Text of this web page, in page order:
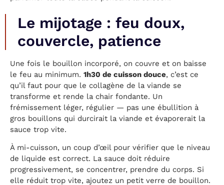
Le mijotage : feu doux,
couvercle, patience
Une fois le bouillon incorporé, on couvre et on baisse
le feu au minimum. 1h30 de cuisson douce, c’est ce
qu’il faut pour que le collagène de la viande se
transforme et rende la chair fondante. Un
frémissement léger, régulier — pas une ébullition à
gros bouillons qui durcirait la viande et évaporerait la
sauce trop vite.
À mi-cuisson, un coup d’œil pour vérifier que le niveau
de liquide est correct. La sauce doit réduire
progressivement, se concentrer, prendre du corps. Si
elle réduit trop vite, ajoutez un petit verre de bouillon.